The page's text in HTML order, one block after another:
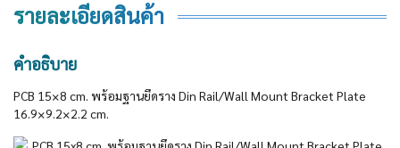
รายละเอียดสินค้า
คำอธิบาย
PCB 15×8 cm. พร้อมฐานยึดราง Din Rail/Wall Mount Bracket Plate
16.9×9.2×2.2 cm.